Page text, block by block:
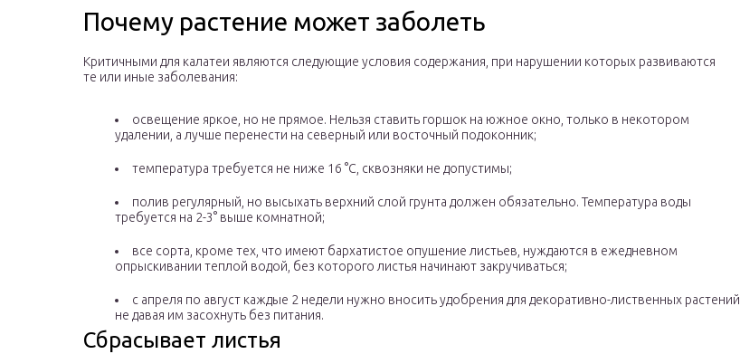
Почему растение может заболеть
Критичными для калатеи являются следующие условия содержания, при нарушении которых развиваются
те или иные заболевания:
освещение яркое, но не прямое. Нельзя ставить горшок на южное окно, только в некотором
удалении, а лучше перенести на северный или восточный подоконник;
температура требуется не ниже 16 °С, сквозняки не допустимы;
полив регулярный, но высыхать верхний слой грунта должен обязательно. Температура воды
требуется на 2-3° выше комнатной;
все сорта, кроме тех, что имеют бархатистое опушение листьев, нуждаются в ежедневном
опрыскивании теплой водой, без которого листья начинают закручиваться;
с апреля по август каждые 2 недели нужно вносить удобрения для декоративно-лиственных растений,
не давая им засохнуть без питания.
Сбрасывает листья